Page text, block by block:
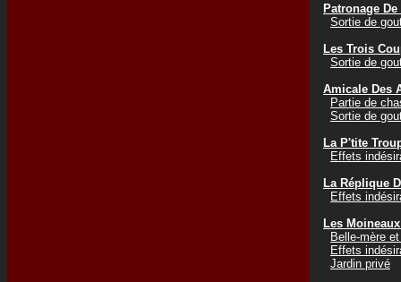
Patronage
Sortie de
Les Trois
Sortie de
Amicale Des
Partie de
Sortie de
La P'tite
Effets
La Réplique
Effets
Les
Belle-mère
Effets
Jardin privé